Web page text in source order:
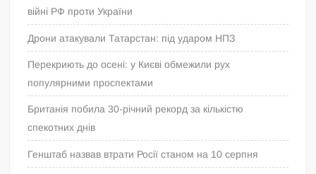
війні РФ проти України
Дрони атакували Татарстан: під ударом НПЗ
Перекриють до осені: у Києві обмежили рух
популярними проспектами
Британія побила 30-річний рекорд за кількістю
спекотних днів
Генштаб назвав втрати Росії станом на 10 серпня